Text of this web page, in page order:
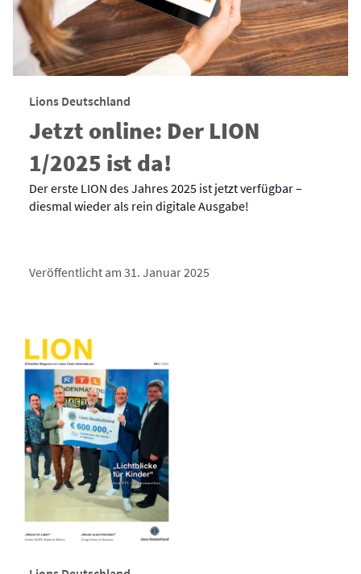
Lions Deutschland
Jetzt online: Der LION
1/2025 ist da!
Der erste LION des Jahres 2025 ist jetzt verfügbar –
diesmal wieder als rein digitale Ausgabe!
Veröffentlicht am 31. Januar 2025